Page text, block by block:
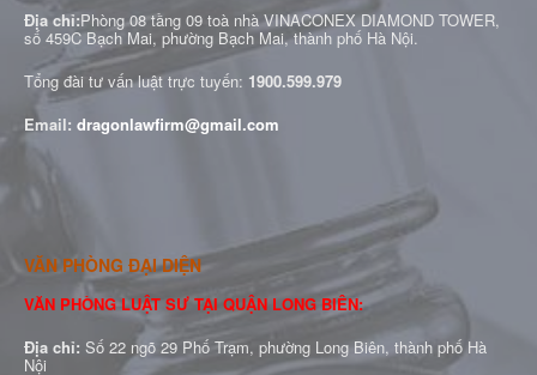
Địa chỉ:Phòng 08 tầng 09 toà nhà VINACONEX DIAMOND TOWER,
số 459C Bạch Mai, phường Bạch Mai, thành phố Hà Nội.
Tổng đài tư vấn luật trực tuyến: 1900.599.979
Email: dragonlawfirm@gmail.com
VĂN PHÒNG ĐẠI DIỆN
VĂN PHÒNG LUẬT SƯ TẠI QUẬN LONG BIÊN:
Địa chỉ: Số 22 ngõ 29 Phố Trạm, phường Long Biên, thành phố Hà
Nội